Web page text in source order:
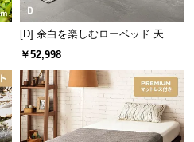
[D] 余白を楽しむローベッド 天然
木調 ステージベッド プレミアムマ
￥52,998